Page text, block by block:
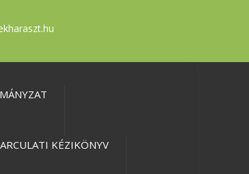
KÉZIKÖNYV